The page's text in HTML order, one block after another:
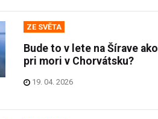
ZE SVĚTA
Bude to v lete na Šírave ako
pri mori v Chorvátsku?
19. 04. 2026